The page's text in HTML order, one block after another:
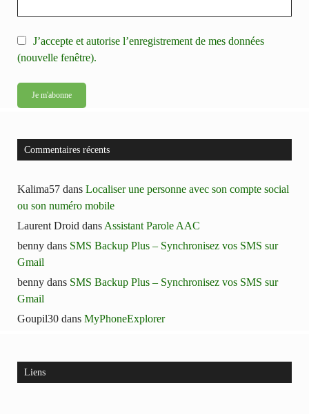
J’accepte et autorise l’enregistrement de mes données
(nouvelle fenêtre).
Commentaires récents
Kalima57 dans Localiser une personne avec son compte social
ou son numéro mobile
Laurent Droid dans Assistant Parole AAC
benny dans SMS Backup Plus – Synchronisez vos SMS sur
Gmail
benny dans SMS Backup Plus – Synchronisez vos SMS sur
Gmail
Goupil30 dans MyPhoneExplorer
Liens